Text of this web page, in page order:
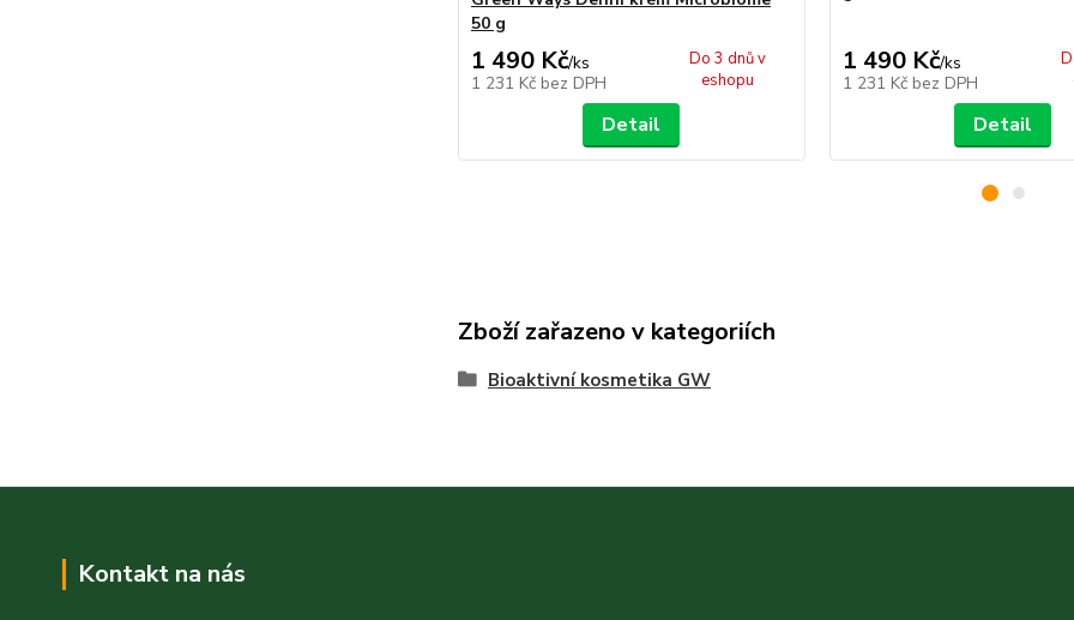
50 g
1 490 Kč/ks
1 231 Kč bez DPH
Do 3 dnů v
eshopu
Detail
1 490 Kč/ks
1 231 Kč bez DPH
Detail
Zboží zařazeno v kategoriích
Bioaktivní kosmetika GW
Kontakt na nás